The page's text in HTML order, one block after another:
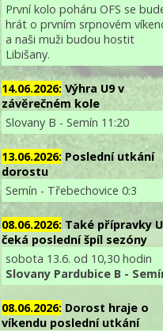
První kolo poháru OFS se
hrát o prvním srpnovém
a naši muži budou hostit
Libišany.
14.06.2026: Výhra U9 v
závěrečném kole
Slovany B - Semín 11:20
13.06.2026: Poslední utkání
dorostu
Semín - Třebechovice 0:3
08.06.2026: Také přípravky
čeká poslední špíl sezóny
sobota 13.6. od 10,30 hodin
Slovany Pardubice B -
08.06.2026: Dorost hraje o
víkendu poslední utkání